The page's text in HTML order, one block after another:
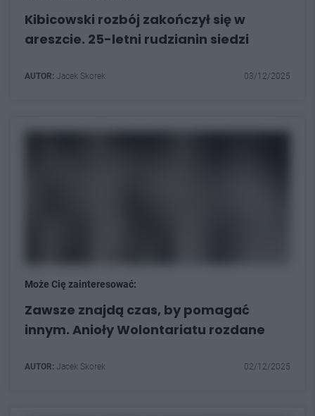
Kibicowski rozbój zakończył się w
areszcie. 25-letni rudzianin siedzi
AUTOR: Jacek Skorek 03/12/2025
Może Cię zainteresować:
Zawsze znajdą czas, by pomagać
innym. Anioły Wolontariatu rozdane
AUTOR: Jacek Skorek 02/12/2025